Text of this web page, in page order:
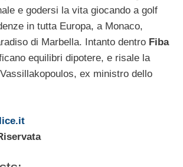
e godersi la vita giocando a golf
in tutta Europa, a Monaco,
di Marbella. Intanto dentro Fiba
equilibri dipotere, e risale la
ex ministro dello